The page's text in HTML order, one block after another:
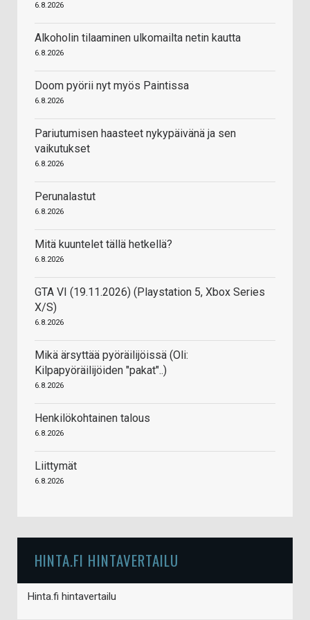
6.8.2026
Alkoholin tilaaminen ulkomailta netin kautta
6.8.2026
Doom pyörii nyt myös Paintissa
6.8.2026
Pariutumisen haasteet nykypäivänä ja sen
vaikutukset
6.8.2026
Perunalastut
6.8.2026
Mitä kuuntelet tällä hetkellä?
6.8.2026
GTA VI (19.11.2026) (Playstation 5, Xbox Series
X/S)
6.8.2026
Mikä ärsyttää pyöräilijöissä (Oli:
Kilpapyöräilijöiden "pakat"..)
6.8.2026
Henkilökohtainen talous
6.8.2026
Liittymät
6.8.2026
HINTA.FI HINTAVERTAILU
Hinta.fi hintavertailu